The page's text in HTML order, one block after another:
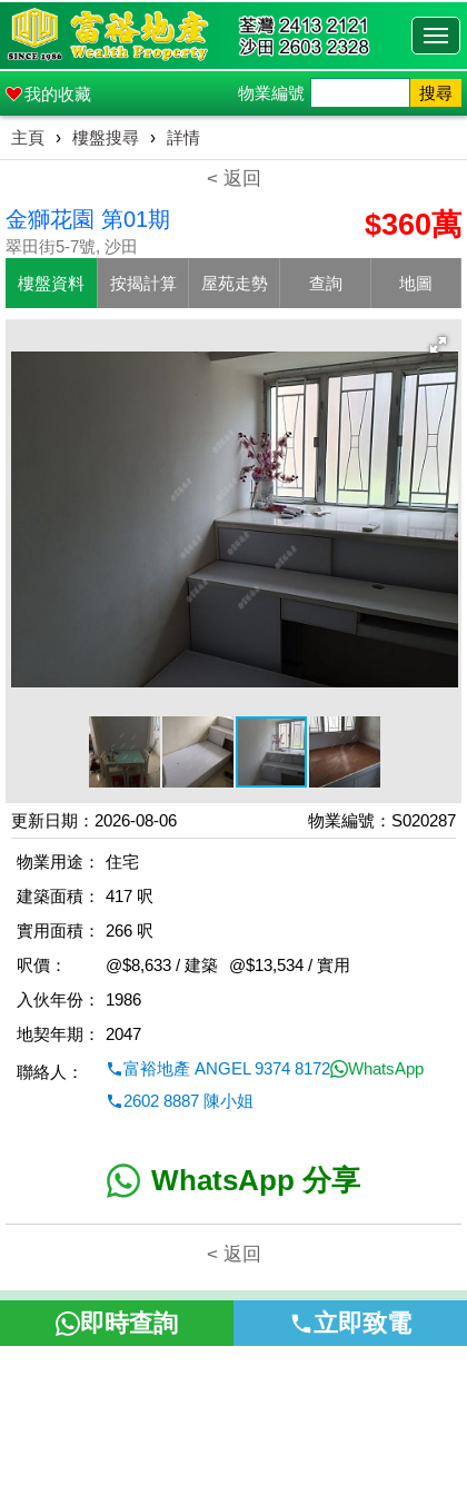
我的收藏 物業編號 搜尋
主頁 › 樓盤搜尋 › 詳情
< 返回
金獅花園 第01期
翠田街5-7號, 沙田
$360萬
樓盤資料 按揭計算 屋苑走勢 查詢 地圖
更新日期：2026-08-06 物業編號：S020287
物業用途：
住宅
建築面積：
417 呎
實用面積：
266 呎
呎價：
@$8,633 / 建築
@$13,534 / 實用
入伙年份：
1986
地契年期：
2047
聯絡人：
富裕地產 ANGEL 9374 8172
WhatsApp
2602 8887 陳小姐
WhatsApp 分享
< 返回
即時查詢 立即致電
本網頁所提供資料僅作參考用途。若因錯漏而引致任何不便或損
失，富裕地產概不負責。